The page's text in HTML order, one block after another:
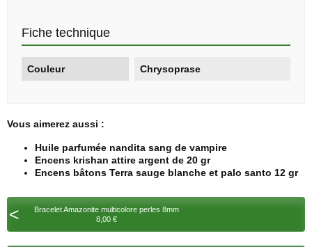
Fiche technique
Couleur Chrysoprase
Vous aimerez aussi :
Huile parfumée nandita sang de vampire
Encens krishan attire argent de 20 gr
Encens bâtons Terra sauge blanche et palo santo 12 gr
<
Bracelet Amazonite multicolore perles 8mm
8,00 €